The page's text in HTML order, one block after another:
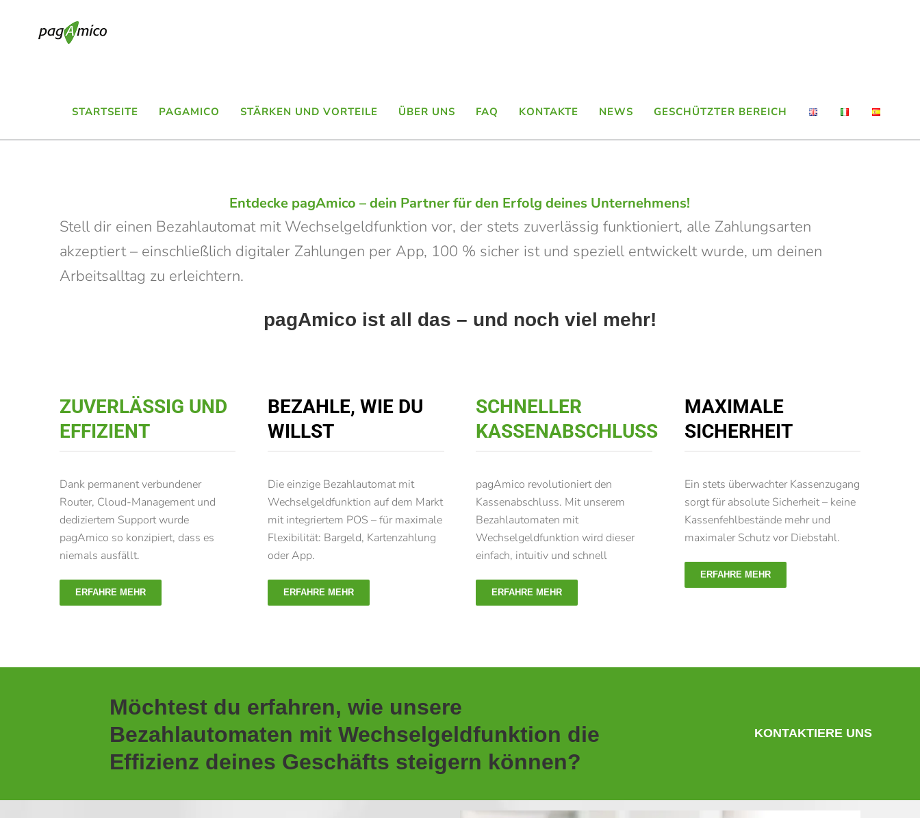
STARTSEITE PAGAMICO STÄRKEN UND VORTEILE ÜBER UNS FAQ KONTAKTE NEWS GESCHÜTZTER BEREICH
Entdecke pagAmico – dein Partner für den Erfolg deines Unternehmens!
Stell dir einen Bezahlautomat mit Wechselgeldfunktion vor, der stets zuverlässig funktioniert, alle Zahlungsarten
akzeptiert – einschließlich digitaler Zahlungen per App, 100 % sicher ist und speziell entwickelt wurde, um deinen
Arbeitsalltag zu erleichtern.
pagAmico ist all das – und noch viel mehr!
ZUVERLÄSSIG UND
EFFIZIENT
Dank permanent verbundener
Router, Cloud-Management und
dediziertem Support wurde
pagAmico so konzipiert, dass es
niemals ausfällt.
ERFAHRE MEHR
BEZAHLE, WIE DU
WILLST
Die einzige Bezahlautomat mit
Wechselgeldfunktion auf dem Markt
mit integriertem POS – für maximale
Flexibilität: Bargeld, Kartenzahlung
oder App.
ERFAHRE MEHR
SCHNELLER
KASSENABSCHLUSS
pagAmico revolutioniert den
Kassenabschluss. Mit unserem
Bezahlautomaten mit
Wechselgeldfunktion wird dieser
einfach, intuitiv und schnell
ERFAHRE MEHR
MAXIMALE
SICHERHEIT
Ein stets überwachter Kassenzugang
sorgt für absolute Sicherheit – keine
Kassenfehlbestände mehr und
maximaler Schutz vor Diebstahl.
ERFAHRE MEHR
Möchtest du erfahren, wie unsere
Bezahlautomaten mit Wechselgeldfunktion die
Effizienz deines Geschäfts steigern können?
KONTAKTIERE UNS